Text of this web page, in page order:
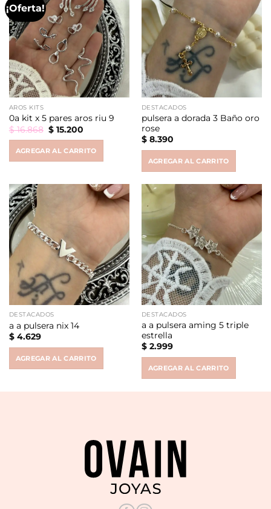
¡Oferta!
AROS KITS
0a kit x 5 pares aros riu 9
$16.868 Original
price
$ 16.868.
$15.200Current
$ 15.200.
AGREGAR AL CARRITO
DESTACADOS
pulsera a dorada 3 Baño oro
rose
$8.390
AGREGAR AL CARRITO
DESTACADOS
a a pulsera nix 14
$4.629
AGREGAR AL CARRITO
DESTACADOS
a a pulsera aming 5 triple
estrella
$2.999
AGREGAR AL CARRITO